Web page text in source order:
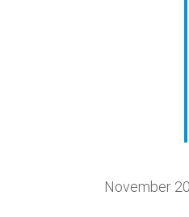
November